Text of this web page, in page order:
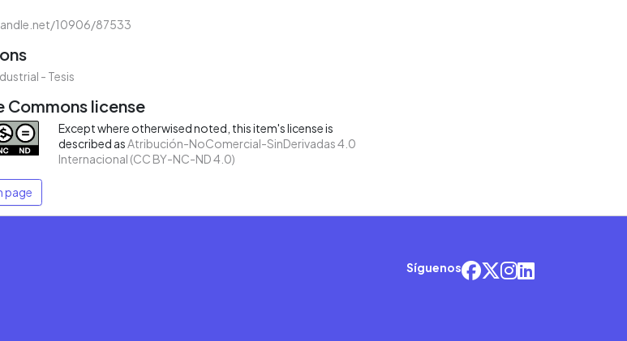
10906/87533
- Tesis
Commons license
Except where otherwised noted, this item's license is
described as Atribución-NoComercial-SinDerivadas 4.0
Internacional (CC BY-NC-ND 4.0)
page
Síguenos